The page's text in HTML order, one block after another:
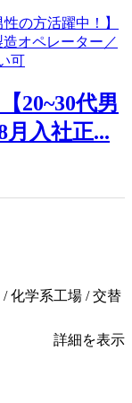
20~30代男
入社正...
化学系工場 / 交替
詳細を表示